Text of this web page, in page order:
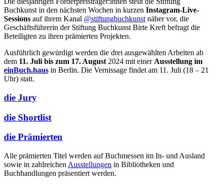
Buchkunst in den nächsten Wochen in kurzen Instagram-Live-
Sessions auf ihrem Kanal @stiftungbuchkunst näher vor, die
Geschäftsführerin der Stiftung Buchkunst Birte Kreft befragt die
Beteiligten zu ihren prämierten Projekten.
Ausführlich gewürdigt werden die drei ausgewählten Arbeiten ab
dem 11. Juli bis zum 17. August 2024 mit einer Ausstellung im
einBuch.haus in Berlin. Die Vernissage findet am 11. Juli (18 – 21
Uhr) statt.
die Jury
die Shortlist
die Prämierten
Alle prämierten Titel werden auf Buchmessen im In- und Ausland
sowie in zahlreichen Ausstellungen in Bibliotheken und
Buchhandlungen präsentiert werden.